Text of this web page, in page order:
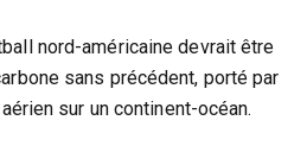
nord-américaine devrait être
sans précédent, porté par
sur un continent-océan.